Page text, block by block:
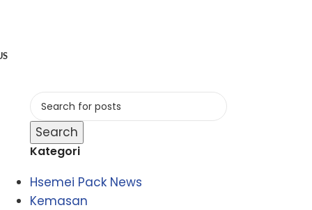
Search
Kategori
Hsemei Pack News
Kemasan